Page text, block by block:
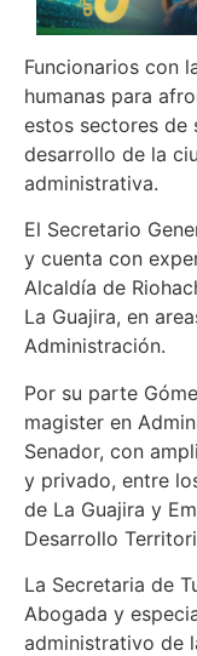
Funcionarios con
humanas para
estos sectores de
desarrollo de la
administrativa.
El Secretario
y cuenta con
Alcaldía de
La Guajira, en
Administración.
Por su parte
magister en
Senador, con
y privado, entre
de La Guajira y
Desarrollo
La Secretaria de
Abogada y
administrativo de